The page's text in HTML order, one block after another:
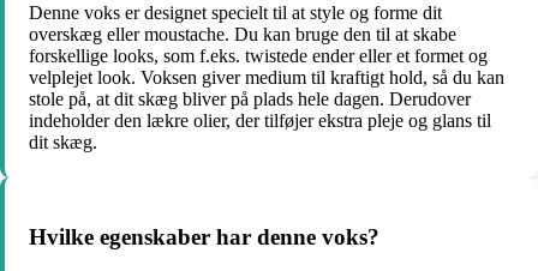
Denne voks er designet specielt til at style og forme dit
overskæg eller moustache. Du kan bruge den til at skabe
forskellige looks, som f.eks. twistede ender eller et formet og
velplejet look. Voksen giver medium til kraftigt hold, så du kan
stole på, at dit skæg bliver på plads hele dagen. Derudover
indeholder den lækre olier, der tilføjer ekstra pleje og glans til
dit skæg.
Hvilke egenskaber har denne voks?